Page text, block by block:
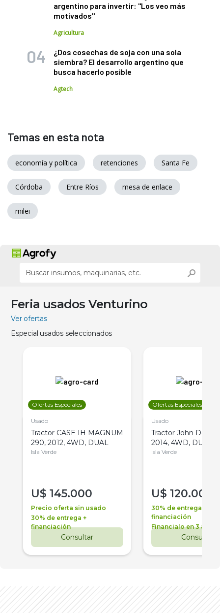
argentino para invertir: "Los veo más
motivados"
Agricultura
¿Dos cosechas de soja con una sola
siembra? El desarrollo argentino que
busca hacerlo posible
Agtech
Temas en esta nota
economía y política retenciones Santa Fe
Córdoba Entre Ríos mesa de enlace
milei
Feria usados Venturino
Ver ofertas
Especial usados seleccionados
Ofertas Especiales
Usado
Tractor CASE IH MAGNUM
290, 2012, 4WD, DUAL
Isla Verde
U$ 145.000
Precio oferta sin usado
30% de entrega +
financiación
Consultar
Ofertas Especiales
Usado
Tractor John Deere
2014, 4WD, DUAL
Isla Verde
U$ 120.000
30% de entrega +
financiación
Financialo en 3 años
Consultar